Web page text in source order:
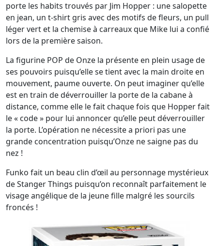
porte les habits trouvés par Jim Hopper : une salopette
en jean, un t-shirt gris avec des motifs de fleurs, un pull
léger vert et la chemise à carreaux que Mike lui a confié
lors de la première saison.
La figurine POP de Onze la présente en plein usage de
ses pouvoirs puisqu’elle se tient avec la main droite en
mouvement, paume ouverte. On peut imaginer qu’elle
est en train de déverrouiller la porte de la cabane à
distance, comme elle le fait chaque fois que Hopper fait
le « code » pour lui annoncer qu’elle peut déverrouiller
la porte. L’opération ne nécessite a priori pas une
grande concentration puisqu’Onze ne saigne pas du
nez !
Funko fait un beau clin d’œil au personnage mystérieux
de Stanger Things puisqu’on reconnaît parfaitement le
visage angélique de la jeune fille malgré les sourcils
froncés !